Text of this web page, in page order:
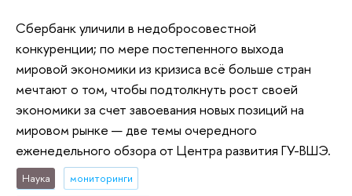
Сбербанк уличили в недобросовестной
конкуренции; по мере постепенного выхода
мировой экономики из кризиса всё больше стран
мечтают о том, чтобы подтолкнуть рост своей
экономики за счет завоевания новых позиций на
мировом рынке — две темы очередного
еженедельного обзора от Центра развития ГУ-ВШЭ.
Наука мониторинги